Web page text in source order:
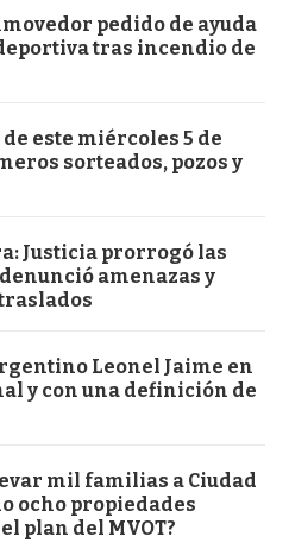
pedido de ayuda
tras incendio de
este miércoles 5 de
sorteados, pozos y
Justicia prorrogó las
amenazas y
Leonel Jaime en
y con una definición de
mil familias a Ciudad
ocho propiedades
plan del MVOT?